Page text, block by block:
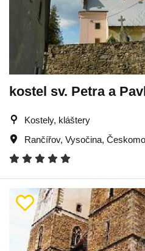
kostel sv. Petra a
Kostely, kláštery
Rančířov, Vysočina,